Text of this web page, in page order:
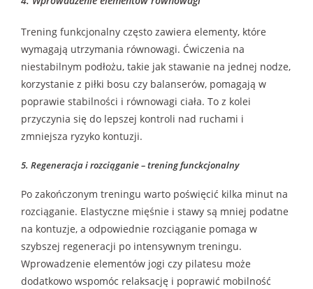
Trening funkcjonalny często zawiera elementy, które
wymagają utrzymania równowagi. Ćwiczenia na
niestabilnym podłożu, takie jak stawanie na jednej nodze,
korzystanie z piłki bosu czy balanserów, pomagają w
poprawie stabilności i równowagi ciała. To z kolei
przyczynia się do lepszej kontroli nad ruchami i
zmniejsza ryzyko kontuzji.
5. Regeneracja i rozciąganie – trening funckcjonalny
Po zakończonym treningu warto poświęcić kilka minut na
rozciąganie. Elastyczne mięśnie i stawy są mniej podatne
na kontuzje, a odpowiednie rozciąganie pomaga w
szybszej regeneracji po intensywnym treningu.
Wprowadzenie elementów jogi czy pilatesu może
dodatkowo wspomóc relaksację i poprawić mobilność